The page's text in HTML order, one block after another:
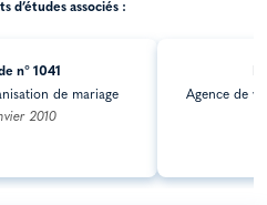
d’études associés :
n° 1041
de mariage
2010
Agence de